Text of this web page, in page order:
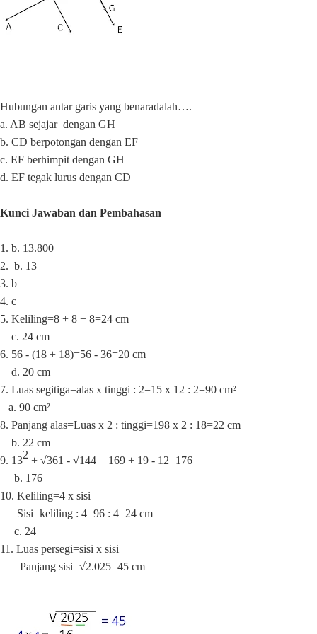
Hubungan antar garis yang benaradalah….
a. AB sejajar dengan GH
b. CD berpotongan dengan EF
c. EF berhimpit dengan GH
d. EF tegak lurus dengan CD
Kunci Jawaban dan Pembahasan
1. b. 13.800
2. b. 13
3. b
4. c
5. Keliling=8 + 8 + 8=24 cm
c. 24 cm
6. 56 - (18 + 18)=56 - 36=20 cm
d. 20 cm
7. Luas segitiga=alas x tinggi : 2=15 x 12 : 2=90 cm²
a. 90 cm²
8. Panjang alas=Luas x 2 : tinggi=198 x 2 : 18=22 cm
b. 22 cm
9. 132 + √361 - √144 = 169 + 19 - 12=176
b. 176
10. Keliling=4 x sisi
Sisi=keliling : 4=96 : 4=24 cm
c. 24
11. Luas persegi=sisi x sisi
Panjang sisi=√2.025=45 cm